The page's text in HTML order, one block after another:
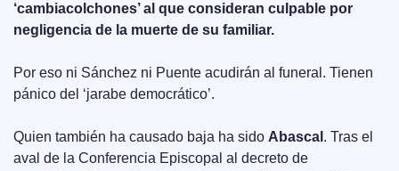
‘cambiacolchones’ al que consideran culpable por
negligencia de la muerte de su familiar.
Por eso ni Sánchez ni Puente acudirán al funeral. Tienen
pánico del ‘jarabe democrático’.
Quien también ha causado baja ha sido Abascal . Tras el